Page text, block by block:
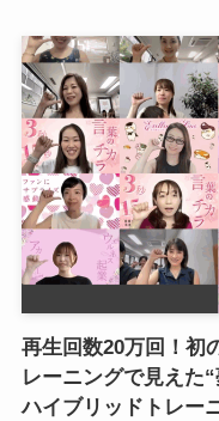
再生回数20万回！初
レーニングで見えた
ハイブリッドトレー